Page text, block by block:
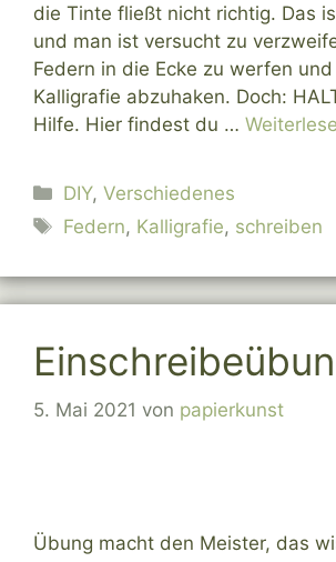
die Tinte fließt nicht richtig. Das
und man ist versucht zu
Federn in die Ecke zu werfen
Kalligrafie abzuhaken. Doch:
Hilfe. Hier findest du …
Kategorien
DIY,Verschiedenes
Schlagwörter
Federn, Kalligrafie, schreiben
5. Mai 2021 von papierkunst
Übung macht den Meister, das